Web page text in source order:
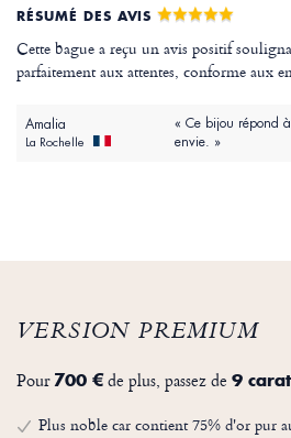
RÉSUMÉ DES AVIS
Cette bague a reçu un avis positif
parfaitement aux attentes, conforme aux
Amalia
La Rochelle
« Ce bijou répond
envie. »
VERSION PREMIUM
Pour700 €de plus, passez de 9
Plus noble car contient 75% d'or pur